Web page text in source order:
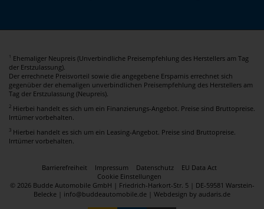
1
Ehemaliger Neupreis (Unverbindliche Preisempfehlung des Herstellers am Tag
der Erstzulassung).
Der errechnete Preisvorteil sowie die angegebene Ersparnis errechnet sich
gegenüber der ehemaligen unverbindlichen Preisempfehlung des Herstellers am
Tag der Erstzulassung (Neupreis).
2 Hierbei handelt es sich um ein Finanzierungs-Angebot. Preise sind Bruttopreise.
Irrtümer vorbehalten.
3 Hierbei handelt es sich um ein Leasing-Angebot. Preise sind Bruttopreise.
Irrtümer vorbehalten.
Barrierefreiheit Impressum Datenschutz
EU Data Act
Cookie Einstellungen
© 2026 Budde Automobile GmbH | Friedrich-Harkort-Str. 5 | DE-59581 Warstein-
Belecke | info@buddeautomobile.de | Webdesign by audaris.de